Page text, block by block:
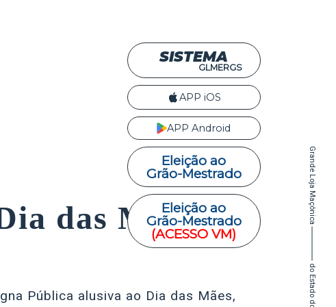
Grande Loja Maçônica
SISTEMA
GLMERGS
APP iOS
APP Android
Eleição ao
Grão-Mestrado
Eleição ao
Grão-Mestrado
(ACESSO VM)
das Mães
Pública alusiva ao Dia das Mães,